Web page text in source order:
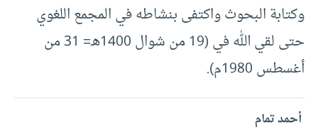
وكتابة البحوث واكتفى بنشاطه في المجمع اللغوي
حتى لقي الله في (19 من شوال 1400هـ= 31 من
أغسطس 1980م).
أحمد تمام